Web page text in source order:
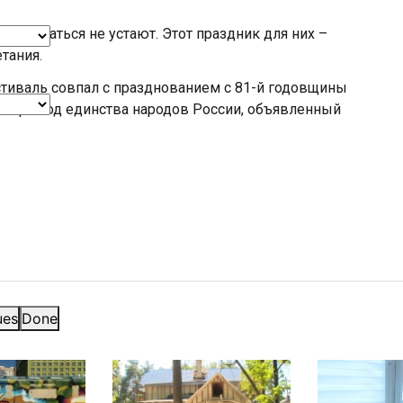
Done
не устают. Этот праздник для них –
совпал с празднованием с 81-й годовщины
Год единства народов России, объявленный